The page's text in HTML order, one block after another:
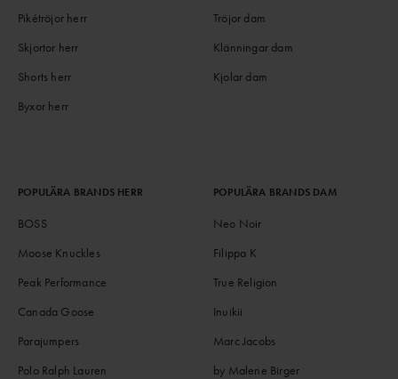
Pikétröjor herr
Skjortor herr
Shorts herr
Byxor herr
Tröjor dam
Klänningar dam
Kjolar dam
POPULÄRA BRANDS HERR
BOSS
Moose Knuckles
Peak Performance
Canada Goose
Parajumpers
Polo Ralph Lauren
POPULÄRA BRANDS DAM
Neo Noir
Filippa K
True Religion
Inuikii
Marc Jacobs
by Malene Birger